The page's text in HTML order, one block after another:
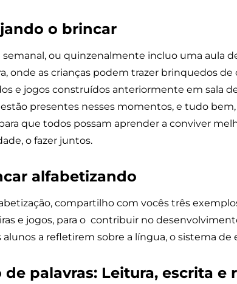
o brincar
semanal, ou quinzenalmente incluo uma aula
onde as crianças podem trazer brinquedos de
e jogos construídos anteriormente em sala
presentes nesses momentos, e tudo
que todos possam aprender a conviver
o fazer juntos.
alfabetizando
compartilho com vocês três
e jogos, para o contribuir no
alunos a refletirem sobre a língua, o sistema de
de palavras: Leitura, escrita e